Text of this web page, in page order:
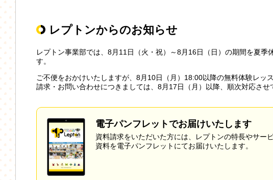
レプトンからのお知らせ
レプトン事業部では、8月11日（火・祝）～8月16日（日）の期間を夏季
す。
ご不便をおかけいたしますが、8月10日（月）18:00以降の無料体験レッ
請求・お問い合わせにつきましては、8月17日（月）以降、順次対応させ
電子パンフレットでお届けいたします
資料請求をいただいた方には、レプトンの特長やサー
資料を電子パンフレットにてお届けいたします。